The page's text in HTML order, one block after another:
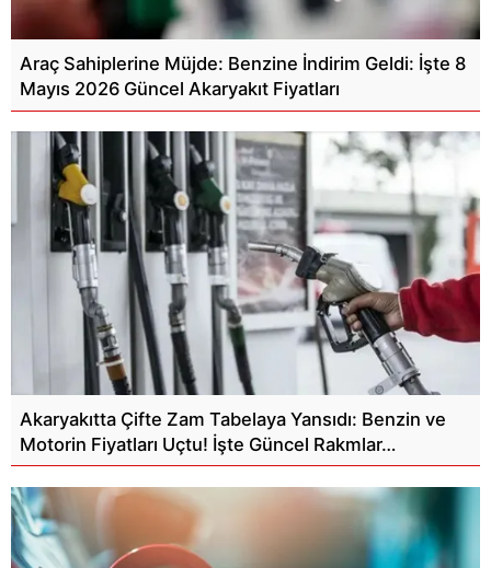
Araç Sahiplerine Müjde: Benzine İndirim Geldi: İşte 8
Mayıs 2026 Güncel Akaryakıt Fiyatları
Akaryakıtta Çifte Zam Tabelaya Yansıdı: Benzin ve
Motorin Fiyatları Uçtu! İşte Güncel Rakmlar…